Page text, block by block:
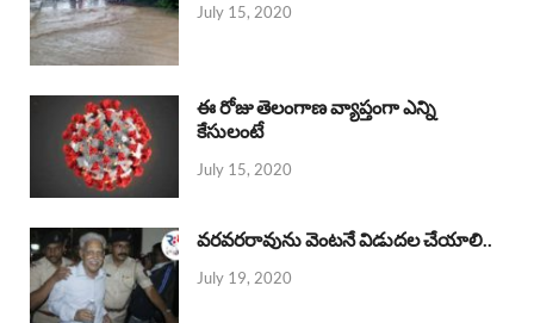
July 15, 2020
ఈ రోజు తెలంగాణ వ్యాప్తంగా ఎన్ని
కేసులంటే
July 15, 2020
వరవరరావును వెంటనే విడుదల చేయాలి..
July 19, 2020